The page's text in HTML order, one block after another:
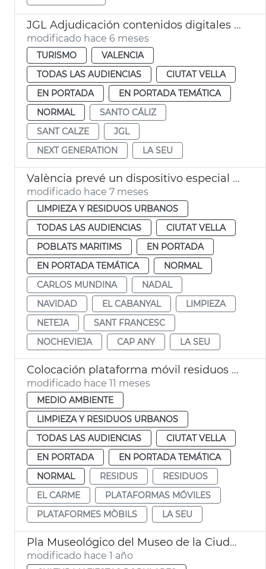
JGL Adjudicación contenidos digitales exposición del Santo Cáliz València
modificado hace 6 meses
TURISMO
VALENCIA
TODAS LAS AUDIENCIAS
CIUTAT VELLA
EN PORTADA
EN PORTADA TEMÁTICA
NORMAL
SANTO CÁLIZ
SANT CALZE
JGL
NEXT GENERATION
LA SEU
València prevé un dispositivo especial limpia en Navidad
modificado hace 7 meses
LIMPIEZA Y RESIDUOS URBANOS
TODAS LAS AUDIENCIAS
CIUTAT VELLA
POBLATS MARITIMS
EN PORTADA
EN PORTADA TEMÁTICA
NORMAL
CARLOS MUNDINA
NADAL
NAVIDAD
EL CABANYAL
LIMPIEZA
NETEJA
SANT FRANCESC
NOCHEVIEJA
CAP ANY LA SEU
Colocación plataforma móvil residuos plaza San Nicolau València
modificado hace 11 meses
MEDIO AMBIENTE
LIMPIEZA Y RESIDUOS URBANOS
TODAS LAS AUDIENCIAS
CIUTAT VELLA
EN PORTADA
EN PORTADA TEMÁTICA
NORMAL
RESIDUS
RESIDUOS
EL CARME
PLATAFORMAS MÓVILES
PLATAFORMES MÒBILS
LA SEU
Pla Museológico del Museo de la Ciudad
modificado hace 1 año